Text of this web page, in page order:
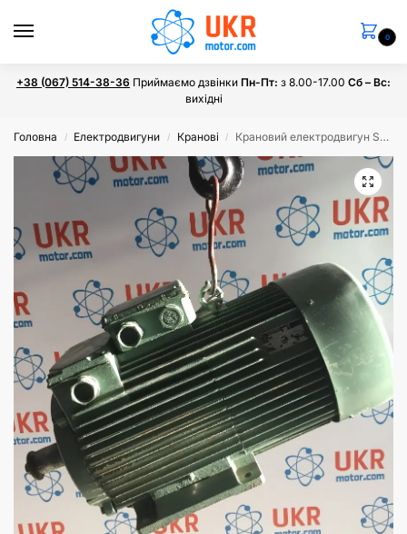
0
+38 (067) 514-38-36 Приймаємо дзвінки Пн-Пт: з 8.00-17.00 Сб – Вс:
вихідні
Головна / Електродвигуни / Кранові / Крановий електродвигун SPH200M8 25 кВт 725 об/хв при режимі S3-40%